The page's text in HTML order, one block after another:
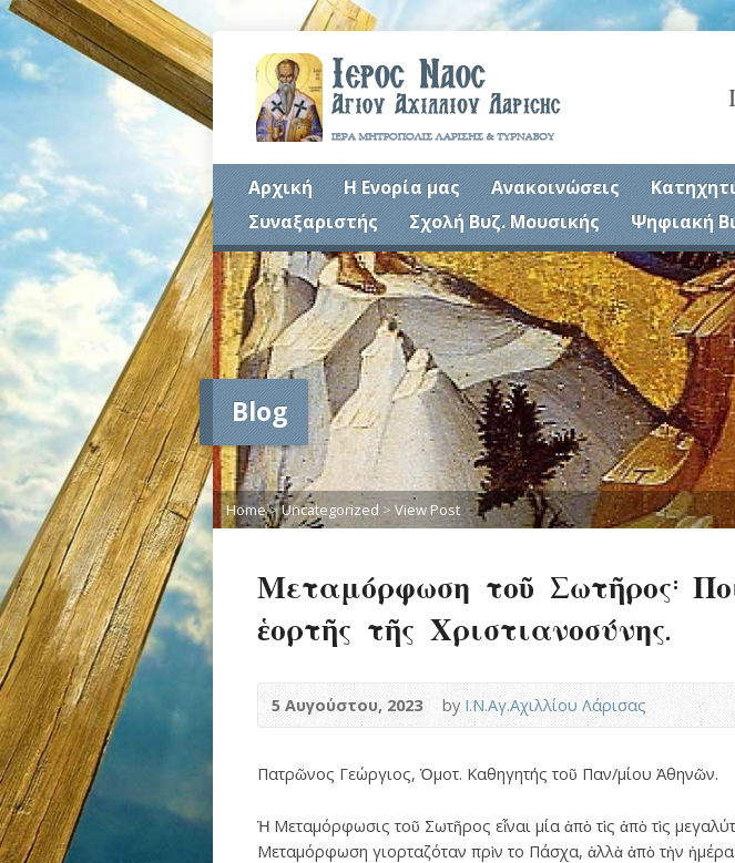
Αρχική Η Ενορία μας Ανακοινώσεις
Συναξαριστής
Σχολή Βυζ. Μουσικής Ψηφιακή
Blog
Home>Uncategorized > View Post
Μεταμόρφωση τοῦ Σωτῆρος:
ἑορτῆς τῆς Χριστιανοσύνης.
5 Αυγούστου, 2023 byΙ.Ν.Αγ.Αχιλλίου Λάρισας
Πατρῶνος Γεώργιος, Ὁμοτ. Καθηγητής τοῦ Παν/μίου Ἀθηνῶν.
Ἡ Μεταμόρφωσις τοῦ Σωτῆρος εἶναι μία ἀπὸ τὶς ἀπὸ τὶς
Μεταμόρφωση γιορταζόταν πρὶν το Πάσχα, ἀλλὰ ἀπὸ τὴν